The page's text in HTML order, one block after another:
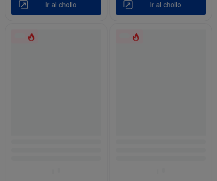
Ir al chollo Ir al chollo